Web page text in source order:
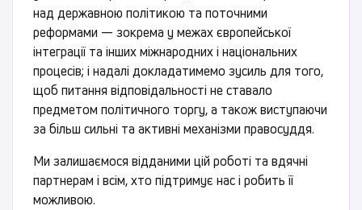
над державною політикою та поточними
реформами — зокрема у межах європейської
інтеграції та інших міжнародних і національних
процесів; і надалі докладатимемо зусиль для того,
щоб питання відповідальності не ставало
предметом політичного торгу, а також виступаючи
за більш сильні та активні механізми правосуддя.
Ми залишаємося відданими цій роботі та вдячні
партнерам і всім, хто підтримує нас і робить її
можливою.